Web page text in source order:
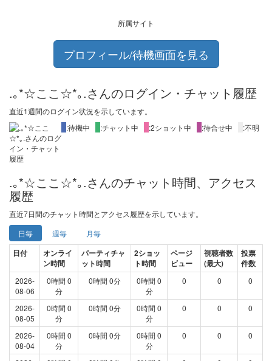
所属サイト
プロフィール/待機画面を見る
.｡*☆ここ☆*｡.さんのログイン・チャット履歴
直近1週間のログイン状況を示しています。
:待機中 :チャット中 :2ショット中 :待合せ中 :不明
.｡*☆ここ☆*｡.さんのチャット時間、アクセス
履歴
直近7日間のチャット時間とアクセス履歴を示しています。
日毎
週毎 月毎
日付
オンライ
ン時間
パーティチャ
ット時間
2ショッ
ト時間
ページ
ビュー
視聴者数
(最大)
投票
件数
2026-
08-06
0時間 0
分
0時間 0分
0時間 0
分
0 0 0
2026-
08-05
0時間 0
分
0時間 0分
0時間 0
分
0 0 0
2026-
08-04
0時間 0
分
0時間 0分
0時間 0
分
0 0 0